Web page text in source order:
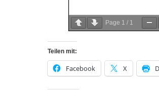
Page 1 / 1
Teilen mit:
Facebook X